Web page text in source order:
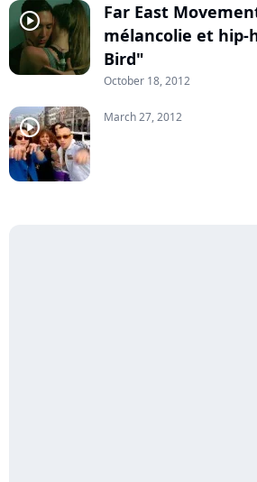
player2
Far East
mélancolie et
Bird"
October 18, 2012
player2 March 27, 2012